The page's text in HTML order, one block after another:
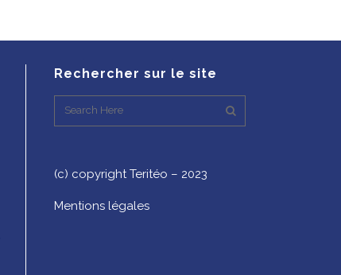
Rechercher sur le site
(c) copyright Teritéo – 2023
Mentions légales